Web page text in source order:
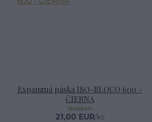
Expanzná páska ISO-BLOCO 600 -
ČIERNA
21,00 EUR/ks
Skladom